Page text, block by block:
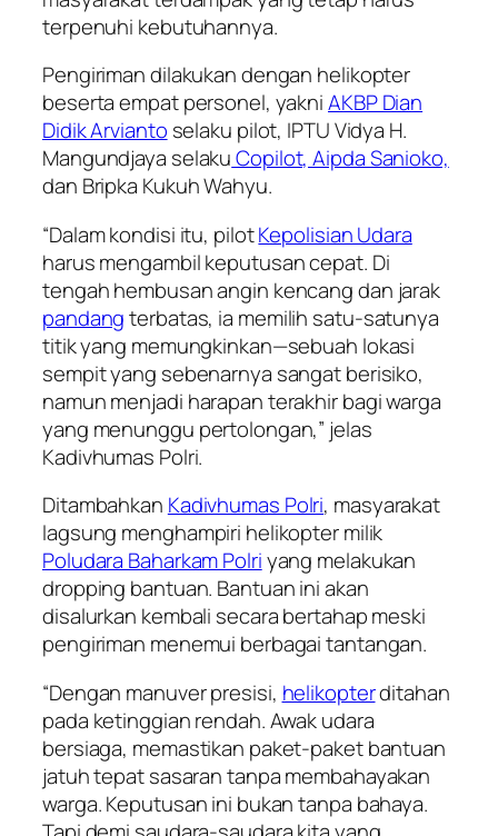
terpenuhi kebutuhannya.
Pengiriman dilakukan dengan helikopter
beserta empat personel, yakniAKBP Dian
Didik Arvianto selaku pilot, IPTU Vidya H.
Mangundjaya selakuCopilot, Aipda Sanioko,
dan Bripka Kukuh Wahyu.
“Dalam kondisi itu, pilotKepolisian Udara
harus mengambil keputusan cepat. Di
tengah hembusan angin kencang dan jarak
pandangterbatas, ia memilih satu-satunya
titik yang memungkinkan—sebuah lokasi
sempit yang sebenarnya sangat berisiko,
namun menjadi harapan terakhir bagi warga
yang menunggu pertolongan,” jelas
Kadivhumas Polri.
Ditambahkan Kadivhumas Polri, masyarakat
lagsung menghampiri helikopter milik
Poludara Baharkam Polriyang melakukan
dropping bantuan. Bantuan ini akan
disalurkan kembali secara bertahap meski
pengiriman menemui berbagai tantangan.
“Dengan manuver presisi, helikopterditahan
pada ketinggian rendah. Awak udara
bersiaga, memastikan paket-paket bantuan
jatuh tepat sasaran tanpa membahayakan
warga. Keputusan ini bukan tanpa bahaya.